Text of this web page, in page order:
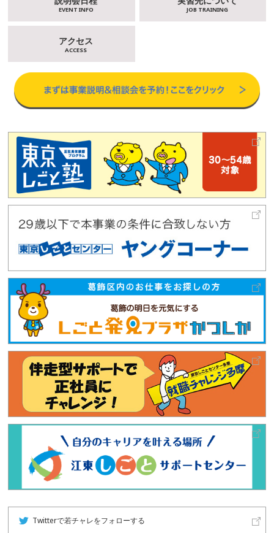
EVENT INFO JOB TRAINING
アクセス
ACCESS
Twitterで若チャレをフォローする